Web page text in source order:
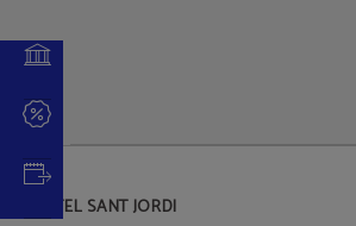
HOTEL SANT JORDI